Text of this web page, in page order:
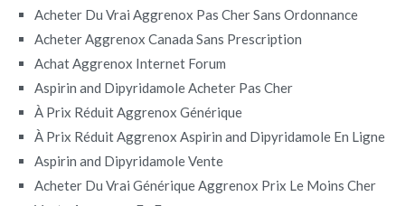
Acheter Du Vrai Aggrenox Pas Cher Sans Ordonnance
Acheter Aggrenox Canada Sans Prescription
Achat Aggrenox Internet Forum
Aspirin and Dipyridamole Acheter Pas Cher
À Prix Réduit Aggrenox Générique
À Prix Réduit Aggrenox Aspirin and Dipyridamole En Ligne
Aspirin and Dipyridamole Vente
Acheter Du Vrai Générique Aggrenox Prix Le Moins Cher